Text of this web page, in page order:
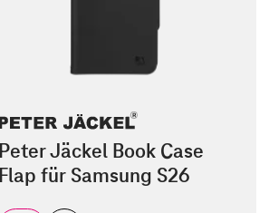
Peter Jäckel Book Case
Flap für Samsung S26